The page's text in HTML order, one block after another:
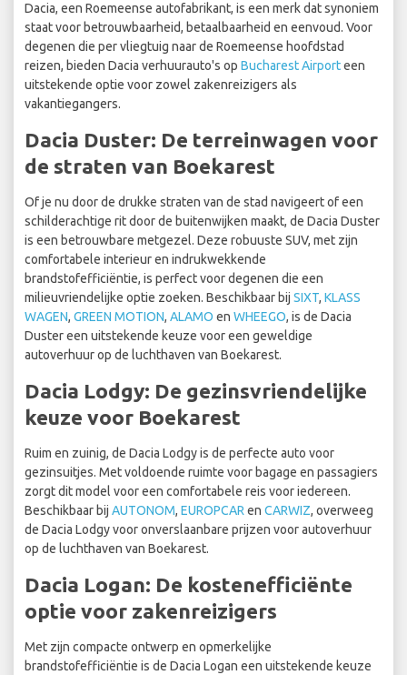
Dacia, een Roemeense autofabrikant, is een merk dat synoniem
staat voor betrouwbaarheid, betaalbaarheid en eenvoud. Voor
degenen die per vliegtuig naar de Roemeense hoofdstad
reizen, bieden Dacia verhuurauto's op Bucharest Airporteen
uitstekende optie voor zowel zakenreizigers als
vakantiegangers.
Dacia Duster: De terreinwagen voor
de straten van Boekarest
Of je nu door de drukke straten van de stad navigeert of een
schilderachtige rit door de buitenwijken maakt, de Dacia Duster
is een betrouwbare metgezel. Deze robuuste SUV, met zijn
comfortabele interieur en indrukwekkende
brandstofefficiëntie, is perfect voor degenen die een
milieuvriendelijke optie zoeken. Beschikbaar bij SIXT, KLASS
WAGEN, GREEN MOTION, ALAMO en WHEEGO, is de Dacia
Duster een uitstekende keuze voor een geweldige
autoverhuur op de luchthaven van Boekarest.
Dacia Lodgy: De gezinsvriendelijke
keuze voor Boekarest
Ruim en zuinig, de Dacia Lodgy is de perfecte auto voor
gezinsuitjes. Met voldoende ruimte voor bagage en passagiers
zorgt dit model voor een comfortabele reis voor iedereen.
Beschikbaar bij AUTONOM, EUROPCAR en CARWIZ, overweeg
de Dacia Lodgy voor onverslaanbare prijzen voor autoverhuur
op de luchthaven van Boekarest.
Dacia Logan: De kostenefficiënte
optie voor zakenreizigers
Met zijn compacte ontwerp en opmerkelijke
brandstofefficiëntie is de Dacia Logan een uitstekende keuze